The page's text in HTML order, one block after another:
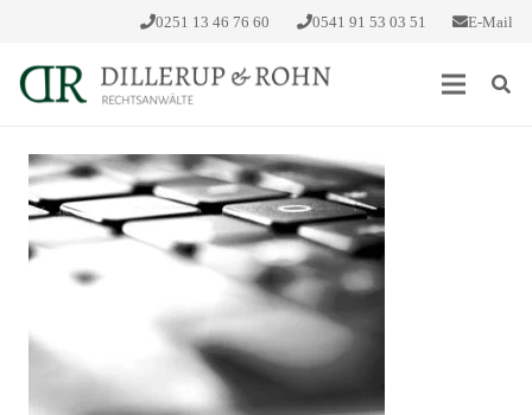
0251 13 46 76 60 0541 91 53 03 51 E-Mail